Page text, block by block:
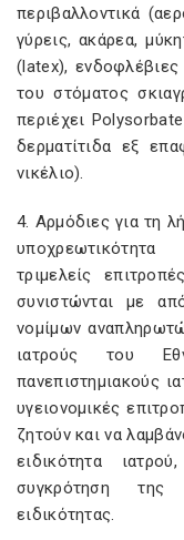
περιβαλλοντικά
γύρεις, ακάρεα,
(latex),
του στόματος
περιέχει
δερματίτιδα εξ
νικέλιο).
4. Αρμόδιες για τη
υποχρεωτικότητα
τριμελείς
συνιστώνται με
νομίμων
ιατρούς του
πανεπιστημιακούς
υγειονομικές
ζητούν και να
ειδικότητα
συγκρότηση της
ειδικότητας.